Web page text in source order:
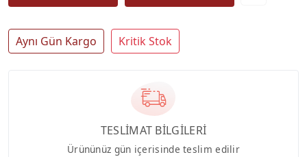
Aynı Gün Kargo Kritik Stok
TESLİMAT BİLGİLERİ
Ürününüz gün içerisinde teslim edilir